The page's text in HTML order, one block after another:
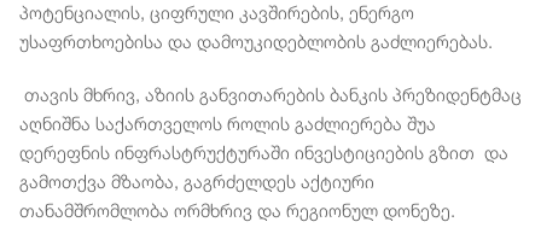
პოტენციალის, ციფრული კავშირების, ენერგო
უსაფრთხოებისა და დამოუკიდებლობის გაძლიერებას.
თავის მხრივ, აზიის განვითარების ბანკის პრეზიდენტმაც
აღნიშნა საქართველოს როლის გაძლიერება შუა
დერეფნის ინფრასტრუქტურაში ინვესტიციების გზით და
გამოთქვა მზაობა, გაგრძელდეს აქტიური
თანამშრომლობა ორმხრივ და რეგიონულ დონეზე.